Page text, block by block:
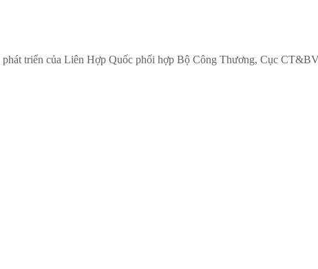
triển của Liên Hợp Quốc phối hợp Bộ Công Thương, Cục